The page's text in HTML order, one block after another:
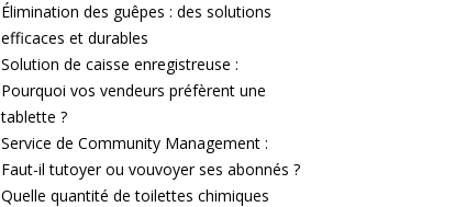
Élimination des guêpes : des solutions
efficaces et durables
Solution de caisse enregistreuse :
Pourquoi vos vendeurs préfèrent une
tablette ?
Service de Community Management :
Faut-il tutoyer ou vouvoyer ses abonnés ?
Quelle quantité de toilettes chimiques